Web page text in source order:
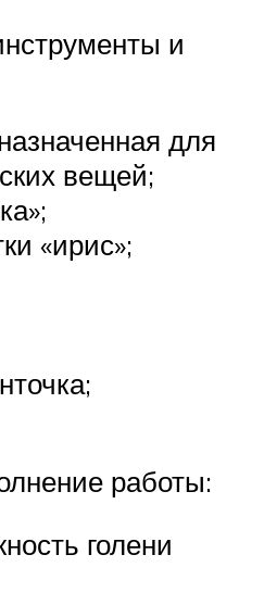
и
для
вещей;
«ирис»;
работы:
голени